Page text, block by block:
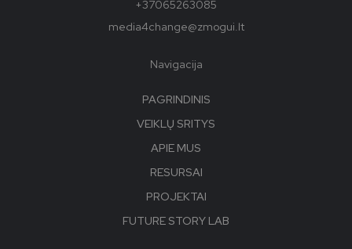
+37065263085
media4change@zmogui.lt
Navigacija
PAGRINDINIS
VEIKLŲ SRITYS
APIE MUS
RESURSAI
PROJEKTAI
FUTURE STORY LAB